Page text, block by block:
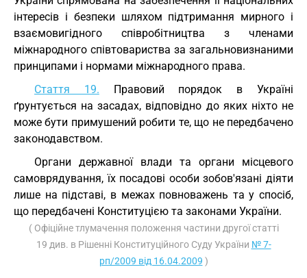
інтересів і безпеки шляхом підтримання мирного і
взаємовигідного співробітництва з членами
міжнародного співтовариства за загальновизнаними
принципами і нормами міжнародного права.
Стаття 19. Правовий порядок в Україні
ґрунтується на засадах, відповідно до яких ніхто не
може бути примушений робити те, що не передбачено
законодавством.
Органи державної влади та органи місцевого
самоврядування, їх посадові особи зобов'язані діяти
лише на підставі, в межах повноважень та у спосіб,
що передбачені Конституцією та законами України.
( Офіційне тлумачення положення частини другої статті
19 див. в Рішенні Конституційного Суду України № 7-
рп/2009 від 16.04.2009 )